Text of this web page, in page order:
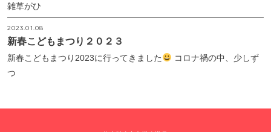
雑草がひ
2023.01.08
新春こどもまつり２０２３
新春こどもまつり2023に行ってきました
コロナ禍の中、少しず
つ